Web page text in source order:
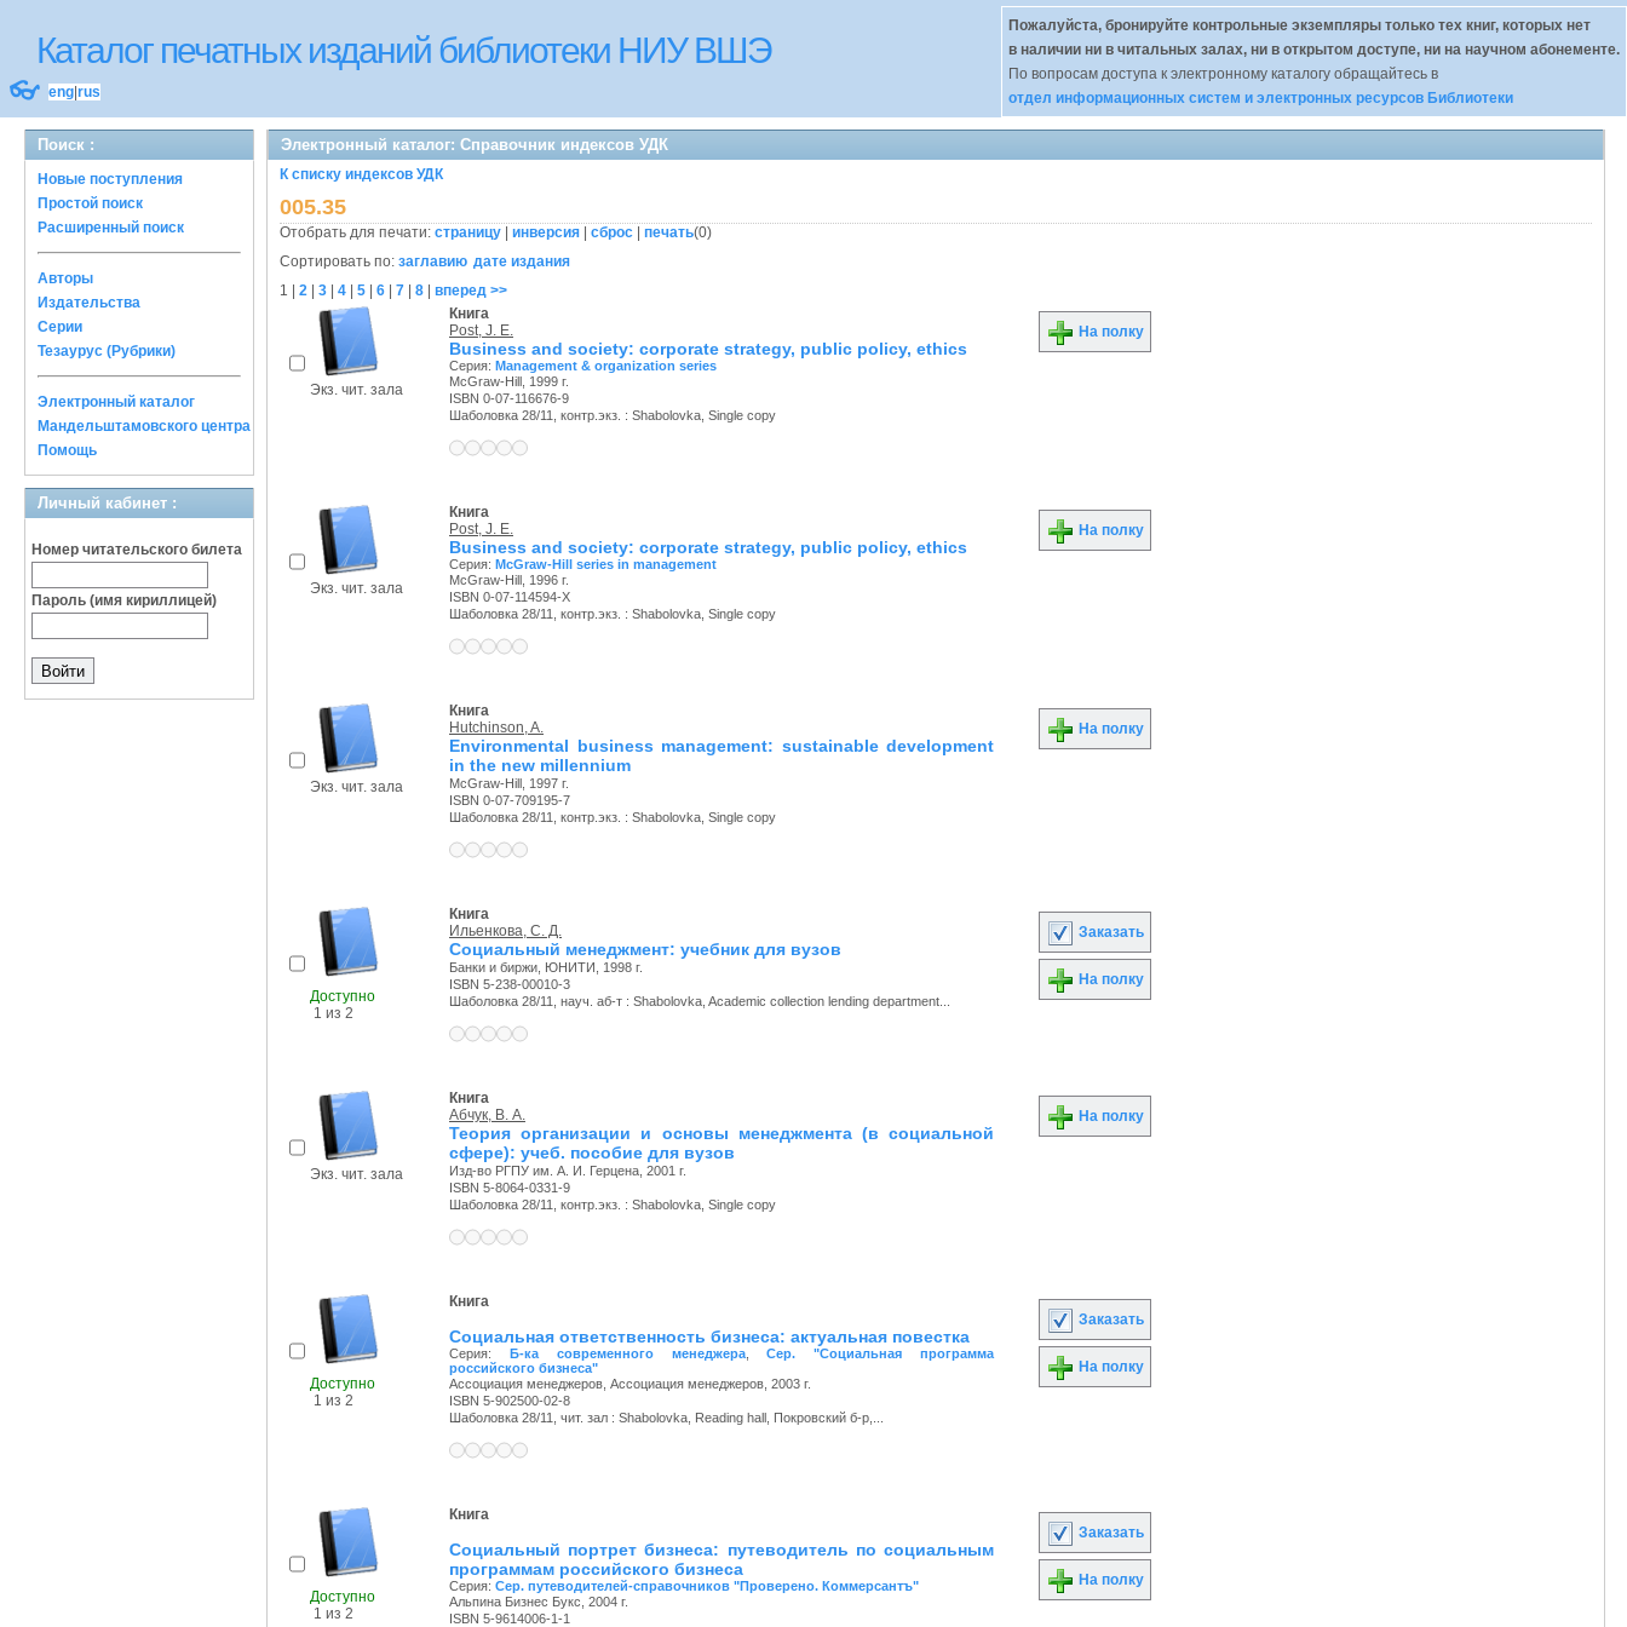
Каталог печатных изданий библиотеки НИУ ВШЭ
👓 eng rus
Пожалуйста, бронируйте контрольные экземпляры только тех книг, которых нет
в наличии ни в читальных залах, ни в открытом доступе, ни на научном абонементе.
По вопросам доступа к электронному каталогу обращайтесь в
отдел информационных систем и электронных ресурсов Библиотеки
Поиск :
Новые поступления
Простой поиск
Расширенный поиск
Авторы
Издательства
Серии
Тезаурус (Рубрики)
Электронный каталог
Мандельштамовского центра
Помощь
Личный кабинет :
Номер читательского билета
Пароль (имя кириллицей)
Электронный каталог: Справочник индексов УДК
К списку индексов УДК
005.35
Отобрать для печати: страницу инверсия сброс печать(0)
Сортировать по: заглавию дате издания
1
2 3 4 5 6 7 8 вперед >>
Экз. чит. зала
Книга
Post, J. E.
Business and society: corporate strategy, public policy, ethics
Серия: Management & organization series
McGraw-Hill, 1999 г.
ISBN 0-07-116676-9
Шаболовка 28/11, контр.экз. : Shabolovka, Single copy
На полку
Экз. чит. зала
Книга
Post, J. E.
Business and society: corporate strategy, public policy, ethics
Серия: McGraw-Hill series in management
McGraw-Hill, 1996 г.
ISBN 0-07-114594-X
Шаболовка 28/11, контр.экз. : Shabolovka, Single copy
На полку
Экз. чит. зала
Книга
Hutchinson, A.
Environmental business management: sustainable development
in the new millennium
McGraw-Hill, 1997 г.
ISBN 0-07-709195-7
Шаболовка 28/11, контр.экз. : Shabolovka, Single copy
На полку
Доступно
1 из 2
Книга
Ильенкова, С. Д.
Социальный менеджмент: учебник для вузов
Банки и биржи, ЮНИТИ, 1998 г.
ISBN 5-238-00010-3
Шаболовка 28/11, науч. аб-т : Shabolovka, Academic collection lending department...
Заказать
На полку
Экз. чит. зала
Книга
Абчук, В. А.
Теория организации и основы менеджмента (в социальной
сфере): учеб. пособие для вузов
Изд-во РГПУ им. А. И. Герцена, 2001 г.
ISBN 5-8064-0331-9
Шаболовка 28/11, контр.экз. : Shabolovka, Single copy
На полку
Доступно
1 из 2
Книга
Социальная ответственность бизнеса: актуальная повестка
Серия: Б-ка современного менеджера,Сер. "Социальная программа
российского бизнеса"
Ассоциация менеджеров, Ассоциация менеджеров, 2003 г.
ISBN 5-902500-02-8
Шаболовка 28/11, чит. зал : Shabolovka, Reading hall, Покровский б-р,...
Заказать
На полку
Доступно
1 из 2
Книга
Социальный портрет бизнеса: путеводитель по социальным
программам российского бизнеса
Серия: Сер. путеводителей-справочников "Проверено. Коммерсантъ"
Альпина Бизнес Букс, 2004 г.
ISBN 5-9614006-1-1
Заказать
На полку